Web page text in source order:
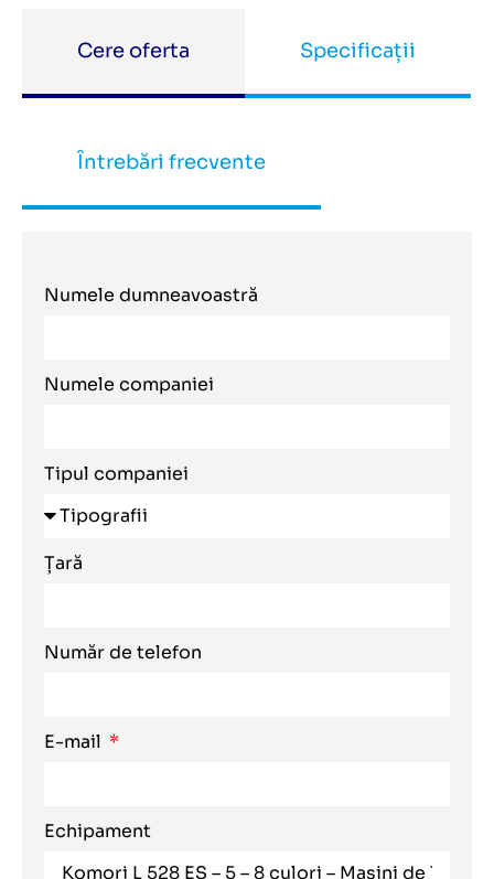
Cere oferta Specificații
Întrebări frecvente
Numele dumneavoastră
Numele companiei
Tipul companiei
Țară
Număr de telefon
E-mail
Echipament